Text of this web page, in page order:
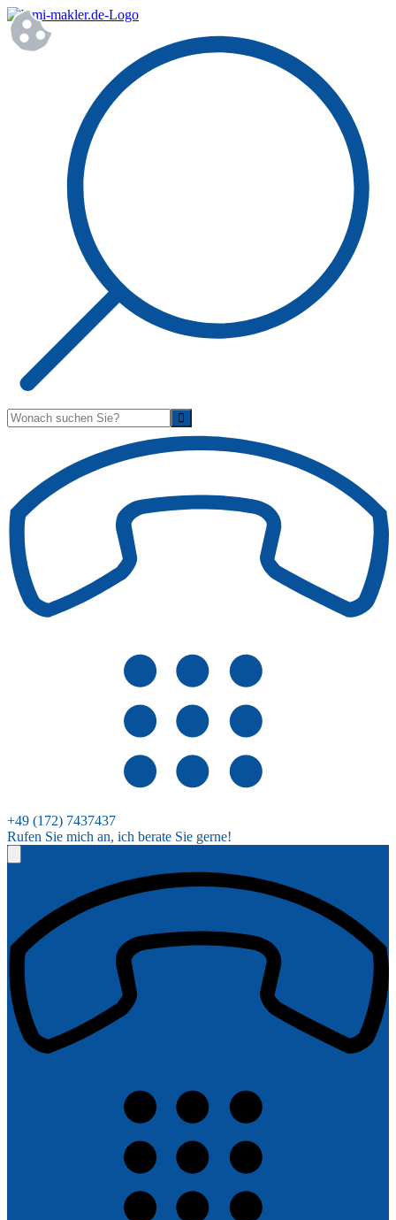
+49 (172) 7437437
Rufen Sie mich an, ich berate Sie gerne!